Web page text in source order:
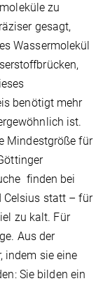
zu
gesagt,
Wassermolekül
benötigt mehr
ist.
Mindestgröße für
finden bei
Celsius statt – für
zu kalt. Für
Aus der
indem sie eine
Sie bilden ein